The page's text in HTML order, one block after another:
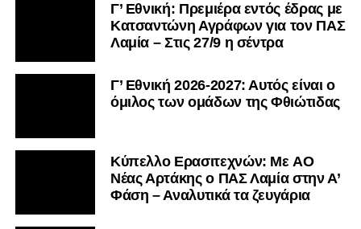
Γ’ Εθνική: Πρεμιέρα εντός έδρας με
Κατσαντώνη Αγράφων για τον ΠΑΣ
Λαμία – Στις 27/9 η σέντρα
Γ’ Εθνική 2026-2027: Αυτός είναι ο
όμιλος των ομάδων της Φθιώτιδας
Kύπελλο Ερασιτεχνών: Με AO
Nέας Αρτάκης ο ΠΑΣ Λαμία στην Α’
Φάση – Αναλυτικά τα ζευγάρια